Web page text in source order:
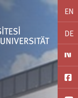
EN
DE